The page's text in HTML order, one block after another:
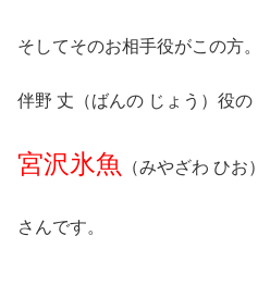
そしてそのお相手役がこの方。
伴野 丈（ばんの じょう）役の
宮沢氷魚 （みやざわ ひお）
さんです。